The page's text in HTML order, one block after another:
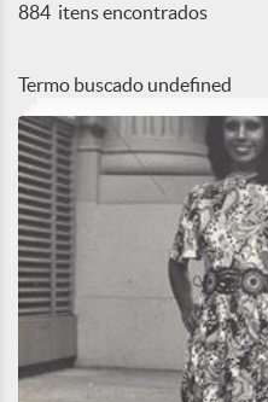
884 itens encontrados
Termo buscado undefined